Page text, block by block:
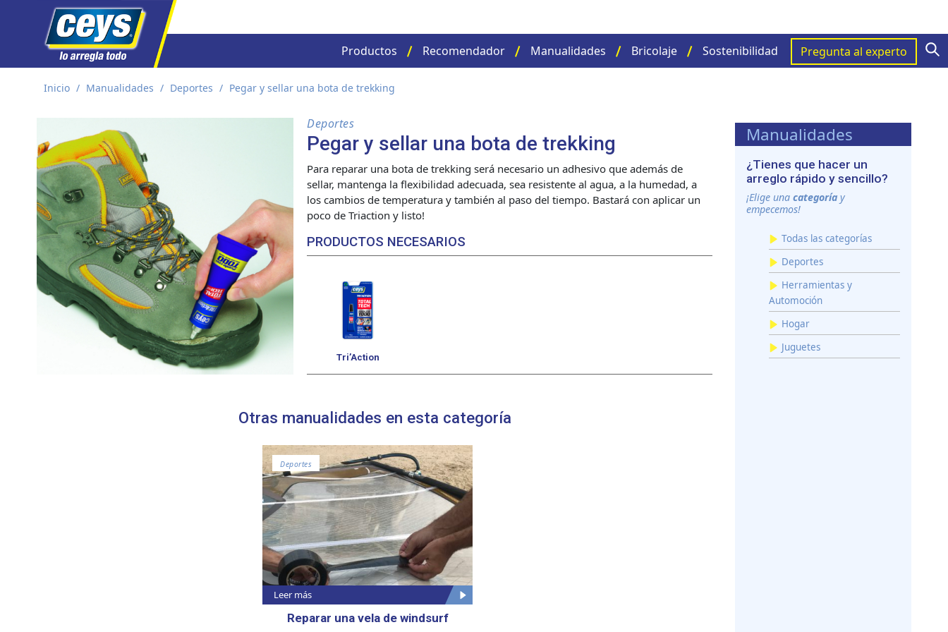
Productos Recomendador Manualidades Bricolaje Sostenibilidad Pregunta al experto
Inicio / Manualidades / Deportes / Pegar y sellar una bota de trekking
Deportes
Pegar y sellar una bota de trekking
Para reparar una bota de trekking será necesario un adhesivo que además de
sellar, mantenga la flexibilidad adecuada, sea resistente al agua, a la humedad, a
los cambios de temperatura y también al paso del tiempo. Bastará con aplicar un
poco de Triaction y listo!
PRODUCTOS NECESARIOS
Tri’Action
Otras manualidades en esta categoría
Deportes
Leer más
Reparar una vela de windsurf
Manualidades
¿Tienes que hacer un
arreglo rápido y sencillo?
¡Elige una categoría y
empecemos!
Todas las categorías
Deportes
Herramientas y
Automoción
Hogar
Juguetes